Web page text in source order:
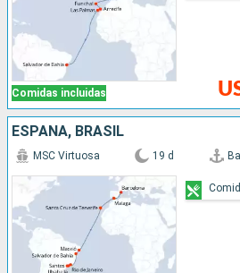
Comidas incluidas
ESPAÑA, BRASIL
MSC Virtuosa 19 d